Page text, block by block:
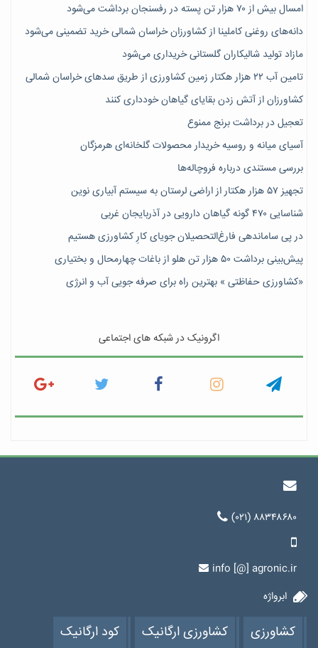
امسال بیش از ۷۰ هزار تن پسته در رفسنجان برداشت می‌شود
دانه‌های روغنی کاملینا از کشاورزان خراسان شمالی خرید تضمینی می‌شود
مازاد تولید شالیکاران گلستانی خریداری می‌شود
تامین آب ۲۲ هزار هکتار زمین کشاورزی از طریق سدهای خراسان شمالی
کشاورزان از آتش زدن بقایای گیاهان خودداری کنند
تعجیل در برداشت برنج ممنوع
آسیای میانه و روسیه خریدار محصولات گلخانه‌ای هرمزگان
بررسی مستندی درباره فروچاله‌ها
تجهیز ۵۷ هزار هکتار از اراضی لرستان به سیستم آبیاری نوین
شناسایی ۴۷٠ گونه گیاهان دارویی در آذربایجان غربی
در پی ساماندهی فارغ‌التحصیلان جویای کارِ کشاورزی هستیم
پیش‎‌بینی برداشت ۵۰ هزار تن هلو از باغات چهارمحال و بختیاری
«کشاورزی حفاظتی » بهترین راه برای صرفه جویی آب و انرژی
اگرونیک در شبکه های اجتماعی
(۰۲۱) ۸۸۳۴۸۶۸۰
info [@] agronic.ir
ابرواژه
کشاورزی کشاورزی ارگانیک کود ارگانیک